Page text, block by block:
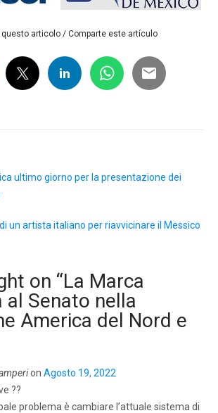
questo articolo / Comparte este artículo
ultimo giorno per la presentazione dei
un artista italiano per riavvicinare il Messico
on “La Marca
al Senato nella
America del Nord e
on Agosto 19, 2022
??
problema è cambiare l’attuale sistema di